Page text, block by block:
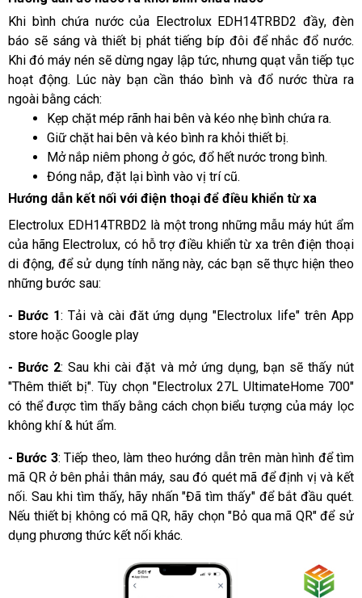
Khi bình chứa nước của Electrolux EDH14TRBD2 đầy, đèn
báo sẽ sáng và thiết bị phát tiếng bíp đôi để nhắc đổ nước.
Khi đó máy nén sẽ dừng ngay lập tức, nhưng quạt vẫn tiếp tục
hoạt động. Lúc này bạn cần tháo bình và đổ nước thừa ra
ngoài bằng cách:
Kẹp chặt mép rãnh hai bên và kéo nhẹ bình chứa ra.
Giữ chặt hai bên và kéo bình ra khỏi thiết bị.
Mở nắp niêm phong ở góc, đổ hết nước trong bình.
Đóng nắp, đặt lại bình vào vị trí cũ.
Hướng dẫn kết nối với điện thoại để điều khiển từ xa
Electrolux EDH14TRBD2 là một trong những mẫu máy hút ẩm
của hãng Electrolux, có hỗ trợ điều khiển từ xa trên điện thoại
di động, để sử dụng tính năng này, các bạn sẽ thực hiện theo
những bước sau:
- Bước 1: Tải và cài đăt ứng dụng "Electrolux life" trên App
store hoặc Google play
- Bước 2: Sau khi cài đặt và mở ứng dụng, bạn sẽ thấy nút
"Thêm thiết bị". Tùy chọn "Electrolux 27L UltimateHome 700"
có thể được tìm thấy bằng cách chọn biểu tượng của máy lọc
không khí & hút ẩm.
- Bước 3: Tiếp theo, làm theo hướng dẫn trên màn hình để tìm
mã QR ở bên phải thân máy, sau đó quét mã để định vị và kết
nối. Sau khi tìm thấy, hãy nhấn "Đã tìm thấy" để bắt đầu quét.
Nếu thiết bị không có mã QR, hãy chọn "Bỏ qua mã QR" để sử
dụng phương thức kết nối khác.